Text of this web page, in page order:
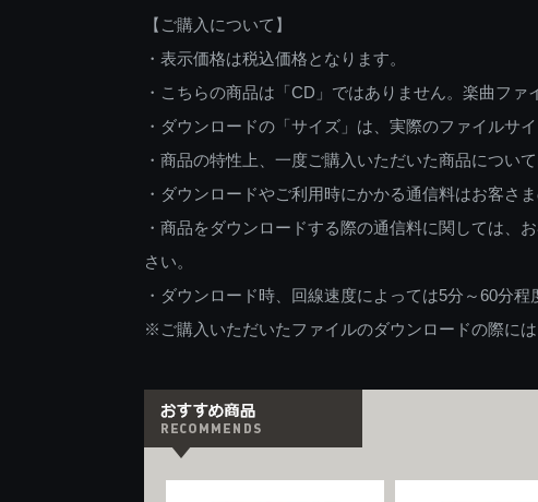
【ご購入について】
・表示価格は税込価格となります。
・こちらの商品は「CD」ではありません。楽曲フ
・ダウンロードの「サイズ」は、実際のファイルサ
・商品の特性上、一度ご購入いただいた商品につい
・ダウンロードやご利用時にかかる通信料はお客さ
・商品をダウンロードする際の通信料に関しては、
さい。
・ダウンロード時、回線速度によっては5分～60分
※ご購入いただいたファイルのダウンロードの際に